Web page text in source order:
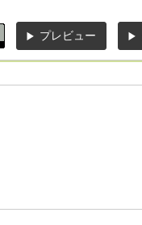
プレビュー